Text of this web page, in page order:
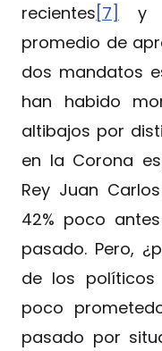
recientes [7]
y
promedio de
dos mandatos
han habido
altibajos por
en la Corona
Rey Juan
42% poco
pasado. Pero,
de los
poco
pasado por